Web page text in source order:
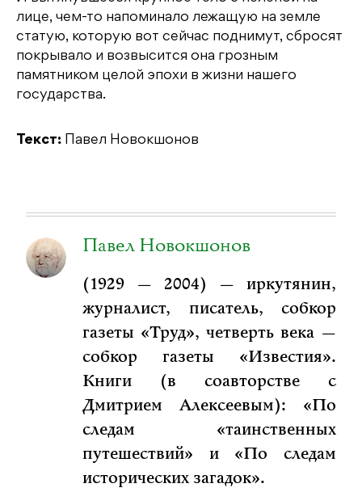
лице, чем-то напоминало лежащую на земле
статую, которую вот сейчас поднимут, сбросят
покрывало и возвысится она грозным
памятником целой эпохи в жизни нашего
государства.
Текст: Павел Новокшонов
Павел Новокшонов
(1929 — 2004) — иркутянин,
журналист, писатель, собкор
газеты «Труд», четверть века —
собкор газеты «Известия».
Книги (в соавторстве с
Дмитрием Алексеевым): «По
следам «таинственных
путешествий» и «По следам
исторических загадок».